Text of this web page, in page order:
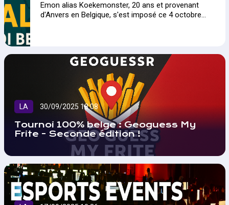
Emon alias Koekemonster, 20 ans et provenant
d'Anvers en Belgique, s'est imposé ce 4 octobre
LA 30/09/2025 18:08
Tournoi 100% belge : Geoguess My
Frite - Seconde édition !